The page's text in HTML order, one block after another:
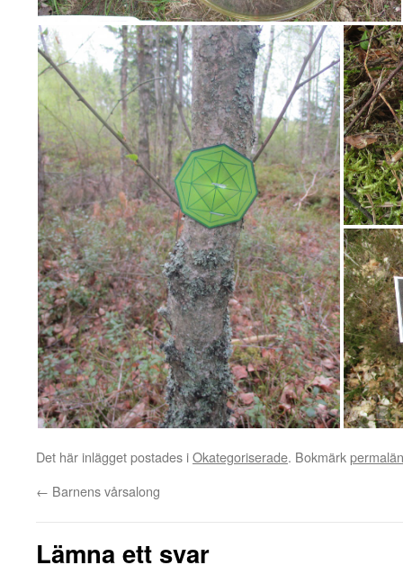
Det här inlägget postades iOkategoriserade. Bokmärk
← Barnens vårsalong
Lämna ett svar